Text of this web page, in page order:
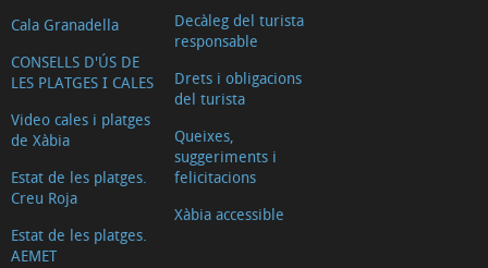
Cala Granadella
CONSELLS D'ÚS DE
LES PLATGES I CALES
Video cales i platges
de Xàbia
Estat de les platges.
Creu Roja
Estat de les platges.
AEMET
Decàleg del turista
responsable
Drets i obligacions
del turista
Queixes,
suggeriments i
felicitacions
Xàbia accessible